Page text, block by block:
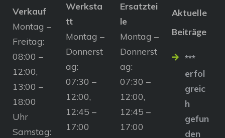
Verkauf
Montag –
Freitag:
08:00 –
12:00,
13:00 –
18:00
Uhr
Samstag:
Werksta
tt
Montag –
Donnerst
ag:
07:30 –
12:00,
12:45 –
17:00
Ersatztei
le
Montag –
Donnerst
ag:
07:30 –
12:00,
12:45 –
17:00
Aktuelle
Beiträge
***
erfol
greic
h
gefun
den